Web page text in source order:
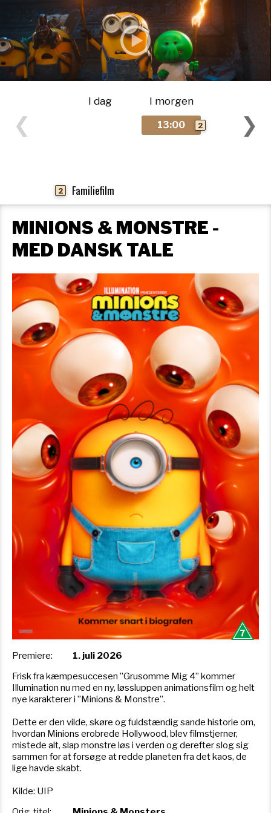
❮
I dag I morgen
13:00 2 ❯
2 Familiefilm
MINIONS & MONSTRE -
MED DANSK TALE
Premiere:
1. juli 2026
Frisk fra kæmpesuccesen ”Grusomme Mig 4” kommer
Illumination nu med en ny, løssluppen animationsfilm og helt
nye karakterer i ”Minions & Monstre”.
Dette er den vilde, skøre og fuldstændig sande historie om,
hvordan Minions erobrede Hollywood, blev filmstjerner,
mistede alt, slap monstre løs i verden og derefter slog sig
sammen for at forsøge at redde planeten fra det kaos, de
lige havde skabt.
Kilde: UIP